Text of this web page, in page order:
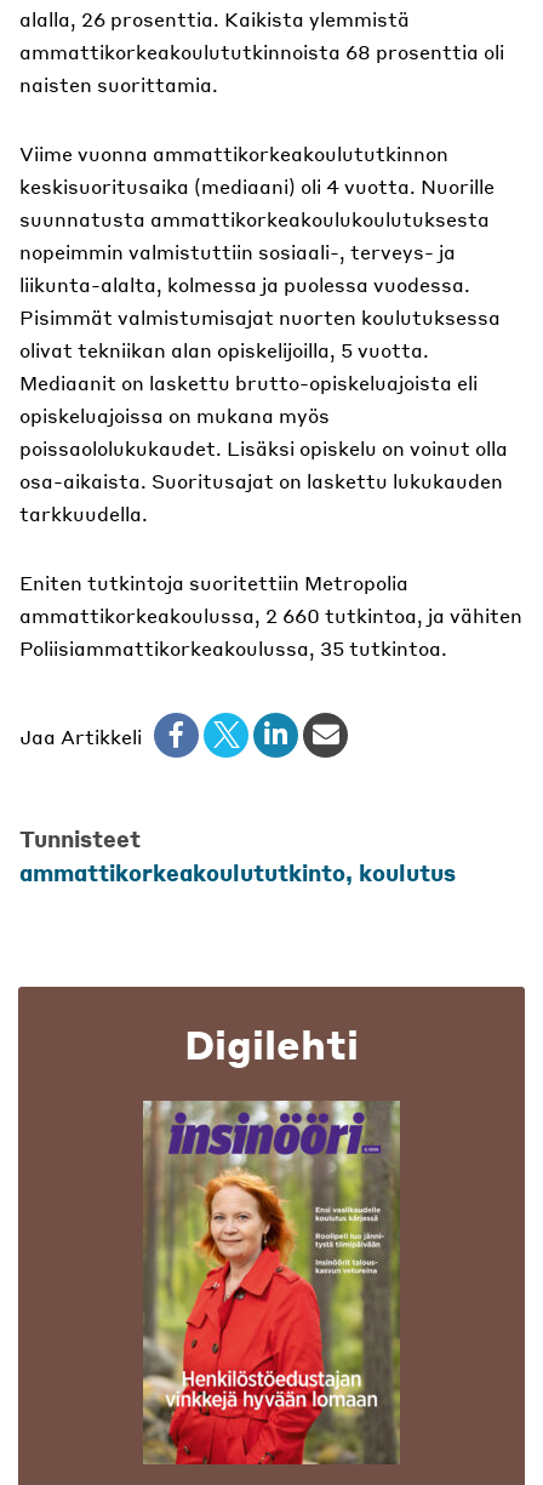
alalla, 26 prosenttia. Kaikista ylemmistä
ammattikorkeakoulututkinnoista 68 prosenttia oli
naisten suorittamia.
Viime vuonna ammattikorkeakoulututkinnon
keskisuoritusaika (mediaani) oli 4 vuotta. Nuorille
suunnatusta ammattikorkeakoulukoulutuksesta
nopeimmin valmistuttiin sosiaali-, terveys- ja
liikunta-alalta, kolmessa ja puolessa vuodessa.
Pisimmät valmistumisajat nuorten koulutuksessa
olivat tekniikan alan opiskelijoilla, 5 vuotta.
Mediaanit on laskettu brutto-opiskeluajoista eli
opiskeluajoissa on mukana myös
poissaololukukaudet. Lisäksi opiskelu on voinut olla
osa-aikaista. Suoritusajat on laskettu lukukauden
tarkkuudella.
Eniten tutkintoja suoritettiin Metropolia
ammattikorkeakoulussa, 2 660 tutkintoa, ja vähiten
Poliisiammattikorkeakoulussa, 35 tutkintoa.
Jaa Artikkeli
Tunnisteet
ammattikorkeakoulututkinto, koulutus
Digilehti